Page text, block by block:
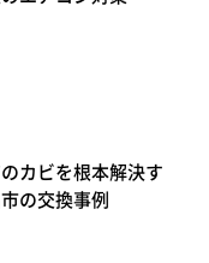
カビを根本解決す
の交換事例